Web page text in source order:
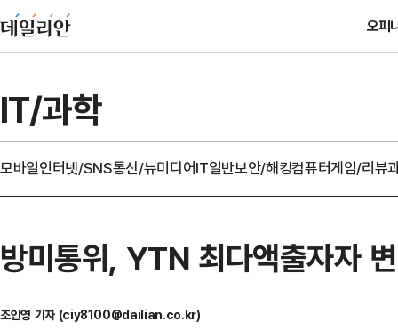
오피
IT/과학
모바일인터넷/SNS통신/뉴미디어IT일반보안/해킹컴퓨터게임/리뷰
방미통위, YTN 최다액출자자
조인영 기자 (ciy8100@dailian.co.kr)